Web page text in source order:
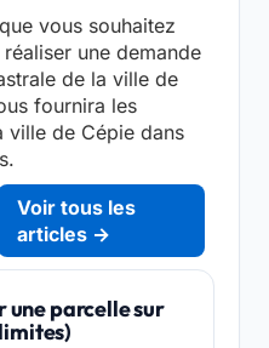
vous souhaitez
une demande
de la ville de
fournira les
ville de Cépie dans
Voir tous les
articles →
parcelle sur